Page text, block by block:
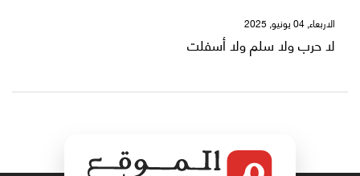
الاربعاء, 04 يونيو, 2025
لا حرب ولا سلم ولا أسفلت